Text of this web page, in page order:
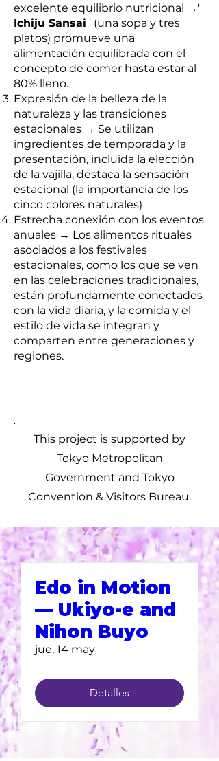
excelente equilibrio nutricional →'
Ichiju Sansai ' (una sopa y tres
platos) promueve una
alimentación equilibrada con el
concepto de comer hasta estar al
80% lleno.
Expresión de la belleza de la
naturaleza y las transiciones
estacionales → Se utilizan
ingredientes de temporada y la
presentación, incluida la elección
de la vajilla, destaca la sensación
estacional (la importancia de los
cinco colores naturales)
Estrecha conexión con los eventos
anuales → Los alimentos rituales
asociados a los festivales
estacionales, como los que se ven
en las celebraciones tradicionales,
están profundamente conectados
con la vida diaria, y la comida y el
estilo de vida se integran y
comparten entre generaciones y
regiones.
This project is supported by
Tokyo Metropolitan
Government and Tokyo
Convention & Visitors Bureau.
Edo in Motion
— Ukiyo-e and
Nihon Buyo
jue, 14 may
Detalles